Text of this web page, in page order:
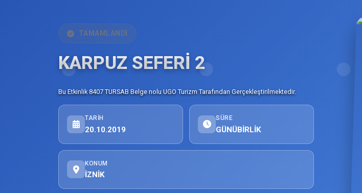
TAMAMLANDI
KARPUZ SEFERİ 2
Bu Etkinlik 8407 TURSAB Belge nolu UGO Turizm Tarafından Gerçekleştirilmektedir.
TARIH
20.10.2019
SÜRE
GÜNÜBİRLİK
KONUM
İZNİK